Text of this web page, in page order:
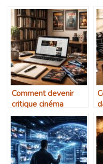
Comment devenir
critique cinéma
amateur